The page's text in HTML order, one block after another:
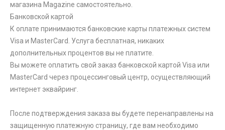
магазина Magazine самоcтоятельно.
Банковской картой
К оплате принимаются банковские карты платежных систем
Visa и MasterCard. Услуга бесплатная, никаких
дополнительных процентов вы не платите.
Вы можете оплатить свой заказ банковской картой Visa или
MasterCard через процессинговый центр, осуществляющий
интернет эквайринг.
После подтверждения заказа вы будете перенаправлены на
защищенную платежную страницу, где вам необходимо